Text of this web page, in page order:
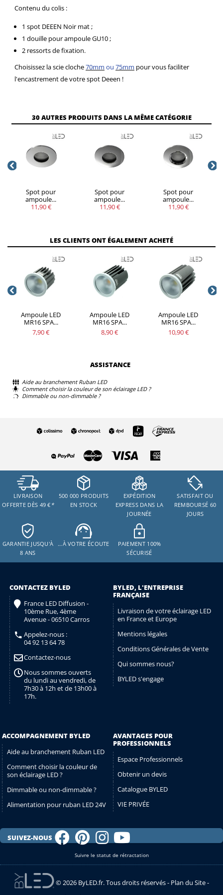
Contenu du colis :
1 spot DEEEN Noir mat ;
1 douille pour ampoule GU10 ;
2 ressorts de fixation.
Choisissez la scie cloche70mm ou 75mm pour vous faciliter
l'encastrement de votre spot Deeen !
30 AUTRES PRODUITS DANS LA MÊME CATÉGORIE
Spot pour
ampoule...
11,90 €
Spot pour
ampoule...
11,90 €
Spot pour
ampoule...
11,90 €
LES CLIENTS ONT ÉGALEMENT ACHETÉ
Ampoule LED
MR16 SPA...
7,90 €
Ampoule LED
MR16 SPA...
8,90 €
Ampoule LED
MR16 SPA...
10,90 €
ASSISTANCE
Aide au branchement Ruban LED
Comment choisir la couleur de son éclairage LED ?
Dimmable ou non-dimmable ?
LIVRAISON
OFFERTE DÈS 49 € *
500 000 PRODUITS
EN STOCK
EXPÉDITION
EXPRESS DANS LA
JOURNÉE
SATISFAIT OU
REMBOURSÉ 60
JOURS
GARANTIE JUSQU'À
8 ANS
…À VOTRE ÉCOUTE
PAIEMENT 100%
SÉCURISÉ
CONTACTEZ BYLED
France LED Diffusion -
10ème Rue, 4ème
Avenue - 06510 Carros
Appelez-nous :
04 92 13 64 78
Contactez-nous
Nous sommes ouverts
du lundi au vendredi, de
7h30 à 12h et de 13h00 à
17h.
BYLED, L'ENTREPRISE
FRANÇAISE
Livraison de votre éclairage LED
en France et Europe
Mentions légales
Conditions Générales de Vente
Qui sommes nous?
BYLED s'engage
ACCOMPAGNEMENT BYLED
Aide au branchement Ruban LED
Comment choisir la couleur de
son éclairage LED ?
Dimmable ou non-dimmable ?
Alimentation pour ruban LED 24V
AVANTAGES POUR
PROFESSIONNELS
Espace Professionnels
Obtenir un devis
Catalogue BYLED
VIE PRIVÉE
SUIVEZ-NOUS
Suivre le statut de rétractation
© 2026 ByLED.fr. Tous droits réservés - Plan du Site-